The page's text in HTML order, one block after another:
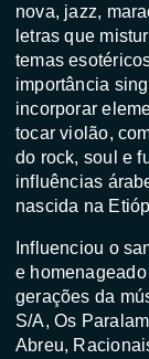
nova, jazz,
letras que
temas
importância
incorporar
tocarviolão,
do rock, soul e
influências
nascida na
Influenciou o
e
gerações da
S/A,Os
Abreu,